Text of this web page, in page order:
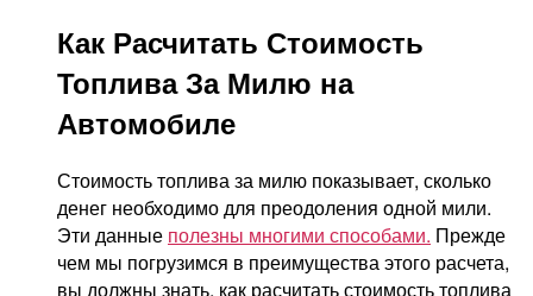
Как Расчитать Стоимость
Топлива За Милю на
Автомобиле
Стоимость топлива за милю показывает, сколько
денег необходимо для преодоления одной мили.
Эти данные полезны многими способами. Прежде
чем мы погрузимся в преимущества этого расчета,
вы должны знать, как расчитать стоимость топлива